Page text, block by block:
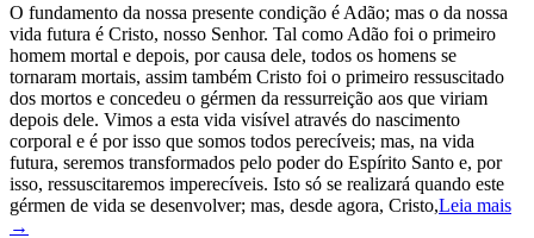
O fundamento da nossa presente condição é Adão; mas o da nossa
vida futura é Cristo, nosso Senhor. Tal como Adão foi o primeiro
homem mortal e depois, por causa dele, todos os homens se
tornaram mortais, assim também Cristo foi o primeiro ressuscitado
dos mortos e concedeu o gérmen da ressurreição aos que viriam
depois dele. Vimos a esta vida visível através do nascimento
corporal e é por isso que somos todos perecíveis; mas, na vida
futura, seremos transformados pelo poder do Espírito Santo e, por
isso, ressuscitaremos imperecíveis. Isto só se realizará quando este
gérmen de vida se desenvolver; mas, desde agora, Cristo,Leia mais
→